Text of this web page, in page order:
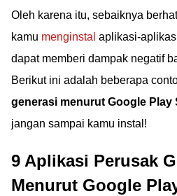
Oleh karena itu, sebaiknya
kamu menginstal aplikasi-
dapat memberi dampak negatif
Berikut ini adalah beberapa
generasi menurut Google Play
jangan sampai kamu instal!
9 Aplikasi Perusak
Menurut Google